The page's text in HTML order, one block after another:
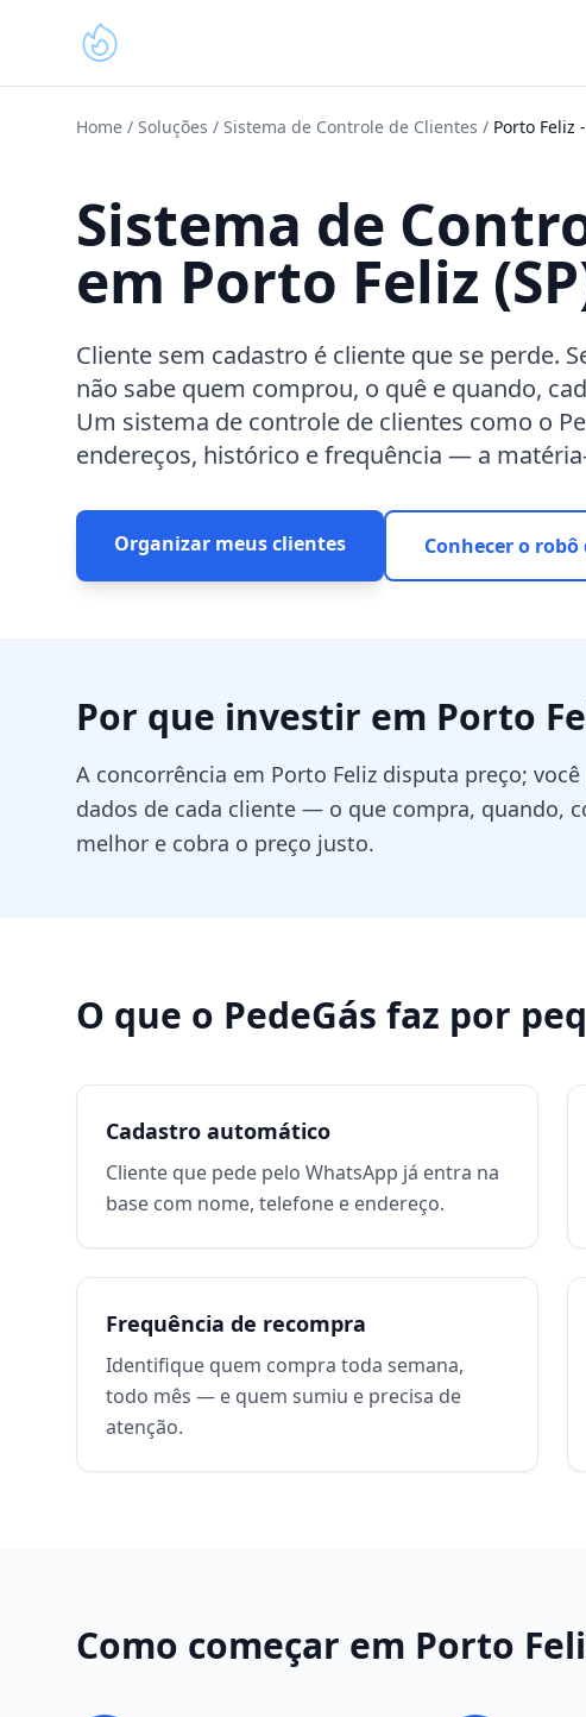
Home / Soluções / Sistema de Controle de Clientes / Porto Feliz -
Sistema de
em Porto Feliz
Cliente sem cadastro é cliente que se perde.
não sabe quem comprou, o quê e quando,
Um sistema de controle de clientes como o
endereços, histórico e frequência — a
Organizar meus clientes Conhecer o
Por que investir em Porto
A concorrência em Porto Feliz disputa preço;
dados de cada cliente — o que compra, quando,
melhor e cobra o preço justo.
O que o PedeGás faz por
Cadastro automático
Cliente que pede pelo WhatsApp já entra na
base com nome, telefone e endereço.
Frequência de recompra
Identifique quem compra toda semana,
todo mês — e quem sumiu e precisa de
atenção.
Como começar em Porto